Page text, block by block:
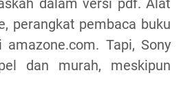
perangkat pembaca buku
Tapi, Sony
dan murah, meskipun